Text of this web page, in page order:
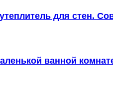
для стен.
ванной